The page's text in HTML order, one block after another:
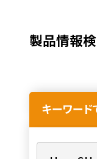
製品情報
キーワード